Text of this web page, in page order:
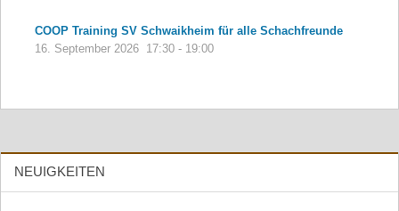
COOP Training SV Schwaikheim für alle Schachfreunde
16. September 2026 17:30 - 19:00
NEUIGKEITEN